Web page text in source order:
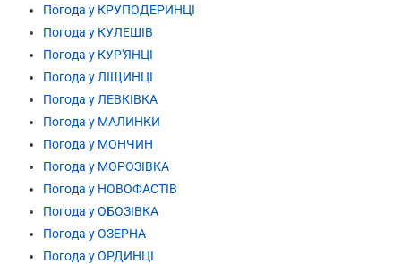
Погода у КРУПОДЕРИНЦІ
Погода у КУЛЕШІВ
Погода у КУР'ЯНЦІ
Погода у ЛІЩИНЦІ
Погода у ЛЕВКІВКА
Погода у МАЛИНКИ
Погода у МОНЧИН
Погода у МОРОЗІВКА
Погода у НОВОФАСТІВ
Погода у ОБОЗІВКА
Погода у ОЗЕРНА
Погода у ОРДИНЦІ